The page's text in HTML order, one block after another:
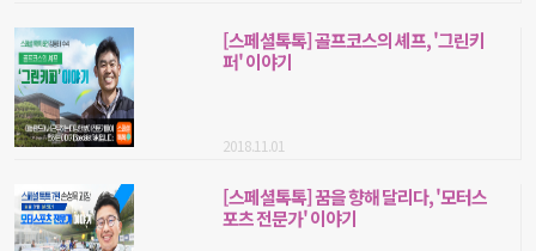
[스페셜톡톡] 골프코스의 셰프, '그린키
퍼' 이야기
2018.11.01
[스페셜톡톡] 꿈을 향해 달리다, '모터스
포츠 전문가' 이야기